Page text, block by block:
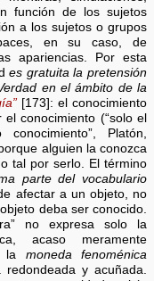
función de los sujetos
a los sujetos o grupos
en su caso, de
apariencias. Por esta
es gratuita la pretensión
en el ámbito de la
[173]: el conocimiento
conocimiento (“solo el
Platón,
alguien la conozca
tal por serlo. El término
parte del vocabulario
afectar a un objeto, no
deba ser conocido.
no expresa solo la
acaso meramente
la moneda fenoménica
y acuñada.